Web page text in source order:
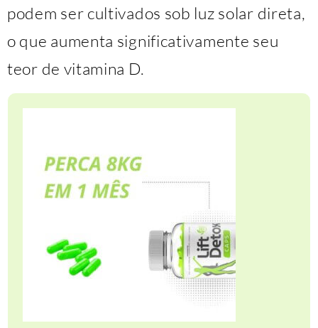
podem ser cultivados sob luz solar direta,
o que aumenta significativamente seu
teor de vitamina D.